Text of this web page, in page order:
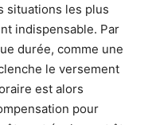
situations les plus
indispensable. Par
durée, comme une
le versement
est alors
pour